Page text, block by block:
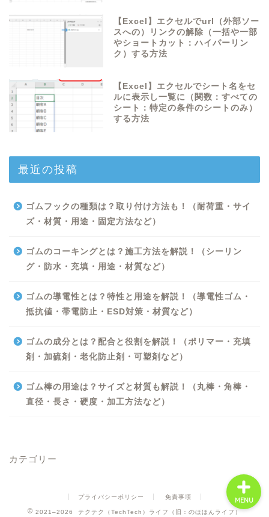
【Excel】エクセルでurl（外部ソー
スへの）リンクの解除（一括や一部
やショートカット：ハイパーリン
ク）する方法
【Excel】エクセルでシート名をセ
ルに表示し一覧に（関数：すべての
シート：特定の条件のシートのみ）
する方法
最近の投稿
ゴムフックの種類は？取り付け方法も！（耐荷重・サイ
ズ・材質・用途・固定方法など）
ゴムのコーキングとは？施工方法を解説！（シーリン
グ・防水・充填・用途・材質など）
ゴムの導電性とは？特性と用途を解説！（導電性ゴム・
抵抗値・帯電防止・ESD対策・材質など）
ゴムの成分とは？配合と役割を解説！（ポリマー・充填
剤・加硫剤・老化防止剤・可塑剤など）
ゴム棒の用途は？サイズと材質も解説！（丸棒・角棒・
直径・長さ・硬度・加工方法など）
カテゴリー
プライバシーポリシー 免責事項
2021–2026 テクテク（TechTech）ライフ（旧：のほほんライフ）
MENU
Python